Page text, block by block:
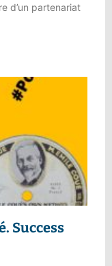
d’un partenariat
Success